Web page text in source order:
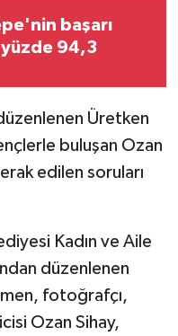
başarı
yüzde 94,3
Üretken
buluşan Ozan
edilen soruları
Kadın ve Aile
düzenlenen
fotoğrafçı,
Ozan Sihay,